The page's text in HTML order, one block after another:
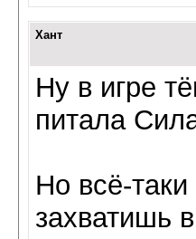
Хант
Ну в игре
питала
Но всё-
захватишь